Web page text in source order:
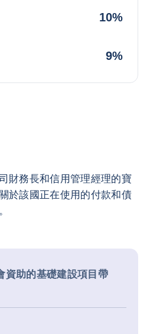
10%
9%
財務長和信用管理經理的寶
於該國正在使用的付款和債
資助的基礎建設項目帶